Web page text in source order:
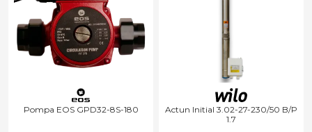
Pompa EOS GPD32-8S-180
Actun Initial 3.02-27-230/50 B/P
1.7